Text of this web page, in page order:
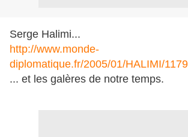
Serge Halimi...
http://www.monde-
diplomatique.fr/2005/01/HALIMI/
... et les galères de notre temps.